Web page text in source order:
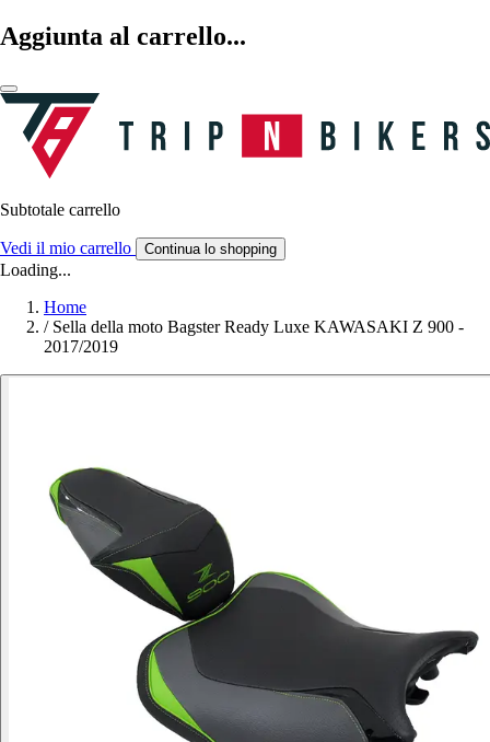
Aggiunta al carrello...
Subtotale carrello
Vedi il mio carrello Continua lo shopping
Loading...
Home
/ Sella della moto Bagster Ready Luxe KAWASAKI Z 900 -
2017/2019